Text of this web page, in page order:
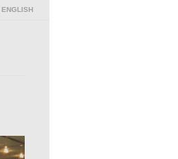
ENGLISH